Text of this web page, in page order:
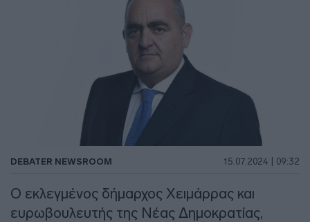
DEBATER NEWSROOM 15.07.2024 | 09:32
Ο εκλεγμένος δήμαρχος Χειμάρρας και
ευρωβουλευτής της Νέας Δημοκρατίας,